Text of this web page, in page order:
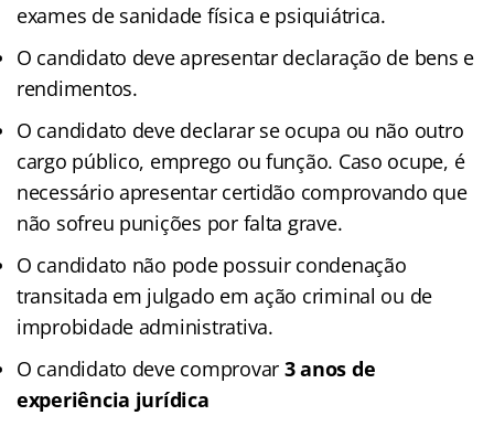
exames de sanidade física e psiquiátrica.
O candidato deve apresentar declaração de bens e
rendimentos.
O candidato deve declarar se ocupa ou não outro
cargo público, emprego ou função. Caso ocupe, é
necessário apresentar certidão comprovando que
não sofreu punições por falta grave.
O candidato não pode possuir condenação
transitada em julgado em ação criminal ou de
improbidade administrativa.
O candidato deve comprovar3 anos de
experiência jurídica